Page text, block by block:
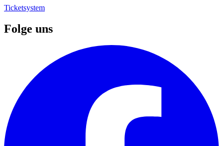
Ticketsystem
Folge uns